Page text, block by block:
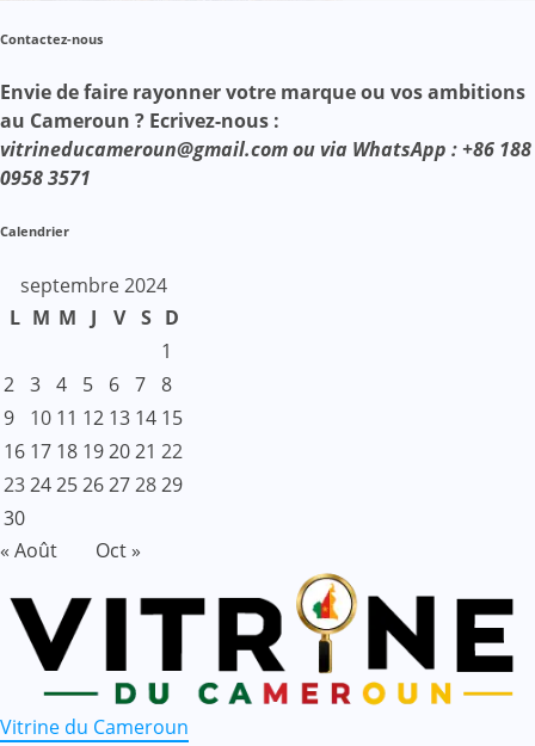
Contactez-nous
Envie de faire rayonner votre marque ou vos ambitions
au Cameroun ? Ecrivez-nous :
vitrineducameroun@gmail.com ou via WhatsApp : +86 188
0958 3571
Calendrier
septembre 2024
L M M J V S D
1
2 3 4 5 6 7 8
9
10 11 12 13 14 15
16 17 18 192021 22
23242526272829
30
« Août
Oct »
Vitrine du Cameroun